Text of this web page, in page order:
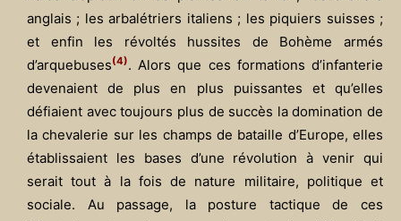
anglais ; les arbalétriers italiens ; les piquiers suisses ;
et enfin les révoltés hussites de Bohème armés
d’arquebuses(4). Alors que ces formations d’infanterie
devenaient de plus en plus puissantes et qu’elles
défiaient avec toujours plus de succès la domination de
la chevalerie sur les champs de bataille d’Europe, elles
établissaient les bases d’une révolution à venir qui
serait tout à la fois de nature militaire, politique et
sociale. Au passage, la posture tactique de ces